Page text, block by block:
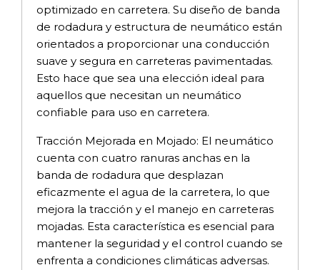
optimizado en carretera. Su diseño de banda
de rodadura y estructura de neumático están
orientados a proporcionar una conducción
suave y segura en carreteras pavimentadas.
Esto hace que sea una elección ideal para
aquellos que necesitan un neumático
confiable para uso en carretera.
Tracción Mejorada en Mojado: El neumático
cuenta con cuatro ranuras anchas en la
banda de rodadura que desplazan
eficazmente el agua de la carretera, lo que
mejora la tracción y el manejo en carreteras
mojadas. Esta característica es esencial para
mantener la seguridad y el control cuando se
enfrenta a condiciones climáticas adversas.